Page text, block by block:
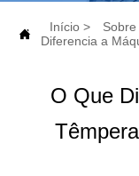
 Início >
Diferencia a
O Que